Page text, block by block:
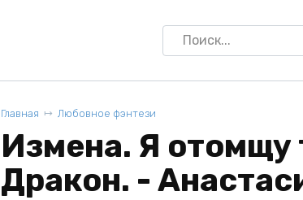
Search
for:
Главная Любовное фэнтези
Измена. Я отомщу
Дракон. -